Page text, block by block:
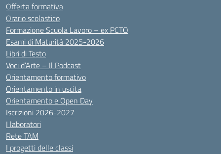
Offerta formativa
Orario scolastico
Formazione Scuola Lavoro – ex PCTO
Esami di Maturità 2025-2026
Libri di Testo
Voci d’Arte – Il Podcast
Orientamento formativo
Orientamento in uscita
Orientamento e Open Day
Iscrizioni 2026-2027
I laboratori
Rete TAM
I progetti delle classi